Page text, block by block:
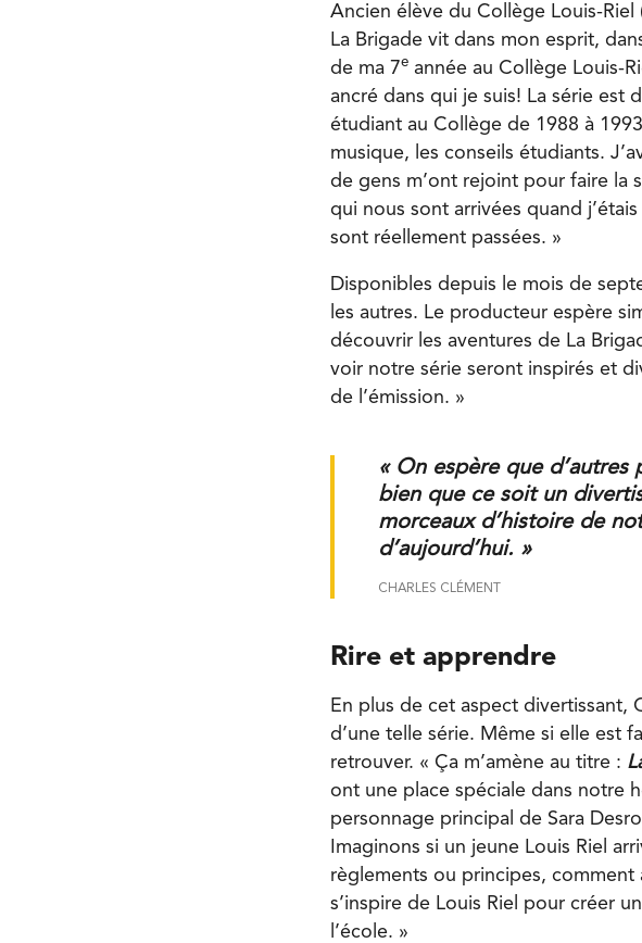
Ancien élève du Collège Louis-
La Brigade vit dans mon esprit,
de ma 7e année au Collège Louis-
ancré dans qui je suis! La série est
étudiant au Collège de 1988 à
musique, les conseils étudiants.
de gens m’ont rejoint pour faire la
qui nous sont arrivées quand
sont réellement passées. »
Disponibles depuis le mois de
les autres. Le producteur espère
découvrir les aventures de La
voir notre série seront inspirés et
de l’émission. »
« On espère que
bien que ce soit un
morceaux d’histoire de
d’aujourd’hui. »
CHARLES CLÉMENT
Rire et apprendre
En plus de cet aspect divertissant,
d’une telle série. Même si elle est
retrouver. « Ça m’amène au titre :
ont une place spéciale dans notre
personnage principal de Sara
Imaginons si un jeune Louis Riel
règlements ou principes, comment
s’inspire de Louis Riel pour créer
l’école. »